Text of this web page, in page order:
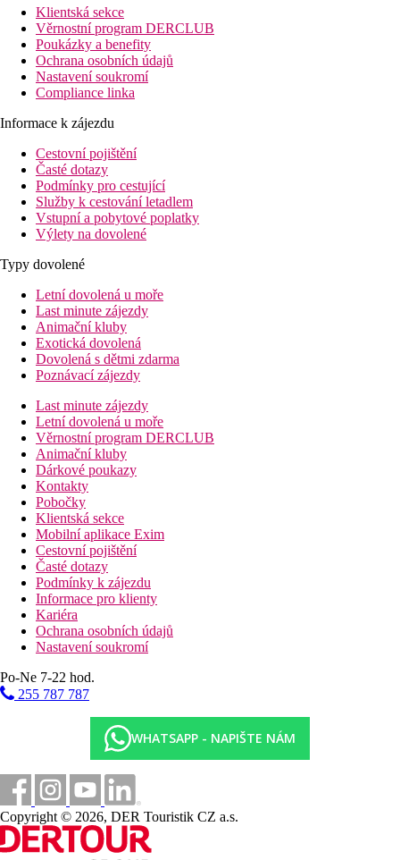
Klientská sekce
Věrnostní program DERCLUB
Poukázky a benefity
Ochrana osobních údajů
Nastavení soukromí
Compliance linka
Informace k zájezdu
Cestovní pojištění
Časté dotazy
Podmínky pro cestující
Služby k cestování letadlem
Vstupní a pobytové poplatky
Výlety na dovolené
Typy dovolené
Letní dovolená u moře
Last minute zájezdy
Animační kluby
Exotická dovolená
Dovolená s dětmi zdarma
Poznávací zájezdy
Last minute zájezdy
Letní dovolená u moře
Věrnostní program DERCLUB
Animační kluby
Dárkové poukazy
Kontakty
Pobočky
Klientská sekce
Mobilní aplikace Exim
Cestovní pojištění
Časté dotazy
Podmínky k zájezdu
Informace pro klienty
Kariéra
Ochrana osobních údajů
Nastavení soukromí
Po-Ne 7-22 hod.
255 787 787
WHATSAPP - NAPIŠTE NÁM
Copyright © 2026, DER Touristik CZ a.s.